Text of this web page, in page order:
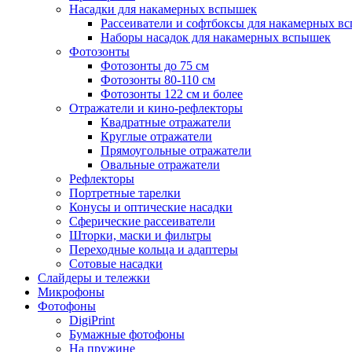
Насадки для накамерных вспышек
Рассеиватели и софтбоксы для накамерных
Наборы насадок для накамерных вспышек
Фотозонты
Фотозонты до 75 см
Фотозонты 80-110 см
Фотозонты 122 см и более
Отражатели и кино-рефлекторы
Квадратные отражатели
Круглые отражатели
Прямоугольные отражатели
Овальные отражатели
Рефлекторы
Портретные тарелки
Конусы и оптические насадки
Сферические рассеиватели
Шторки, маски и фильтры
Переходные кольца и адаптеры
Сотовые насадки
Слайдеры и тележки
Микрофоны
Фотофоны
DigiPrint
Бумажные фотофоны
На пружине